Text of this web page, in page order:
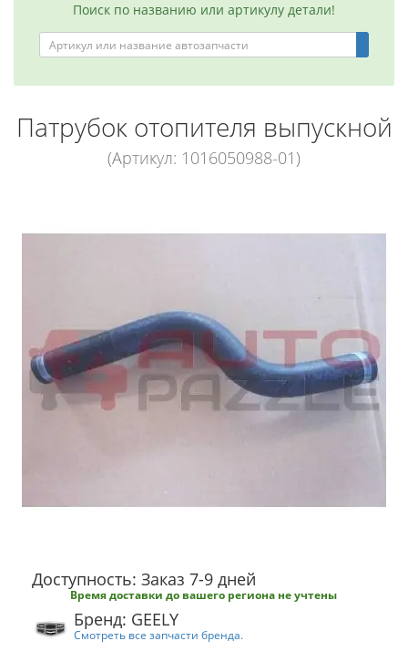
Поиск по названию или артикулу детали!
Патрубок отопителя выпускной
(Артикул: 1016050988-01)
Доступность: Заказ 7-9 дней
Время доставки до вашего региона не учтены
Бренд: GEELY
Смотреть все запчасти бренда.